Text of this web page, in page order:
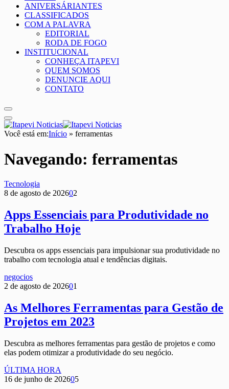
ANIVERSÁRIANTES
CLASSIFICADOS
COM A PALAVRA
EDITORIAL
RODA DE FOGO
INSTITUCIONAL
CONHEÇA ITAPEVI
QUEM SOMOS
DENUNCIE AQUI
CONTATO
Você está em:Início » ferramentas
Navegando: ferramentas
Tecnologia
8 de agosto de 202602
Apps Essenciais para Produtividade no
Trabalho Hoje
Descubra os apps essenciais para impulsionar sua produtividade no
trabalho com tecnologia atual e tendências digitais.
negocios
2 de agosto de 202601
As Melhores Ferramentas para Gestão de
Projetos em 2023
Descubra as melhores ferramentas para gestão de projetos e como
elas podem otimizar a produtividade do seu negócio.
ÚLTIMA HORA
16 de junho de 202605